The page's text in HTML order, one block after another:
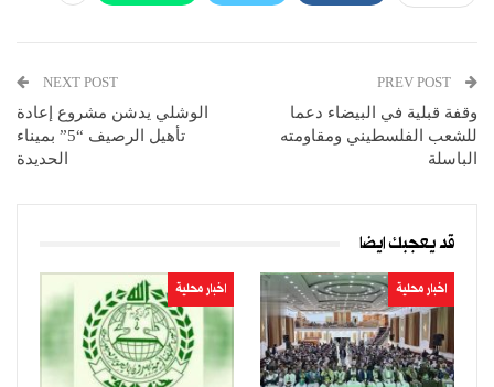
وقفة قبلية في البيضاء دعما
للشعب الفلسطيني ومقاومته
الباسلة
NEXT POST
الوشلي يدشن مشروع إعادة
تأهيل الرصيف “5” بميناء
الحديدة
قد يعجبك ايضا
اخبار محلية اخبار محلية